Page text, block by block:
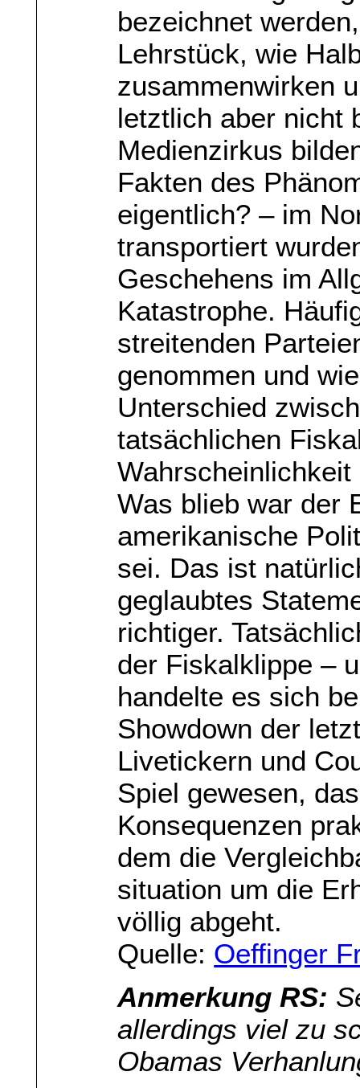
bezeichnet
Lehrstück, wie
zusammenwirken
letztlich aber nicht
Medienzirkus
Fakten des
eigentlich? – im
transportiert
Geschehens im
Katastrophe.
streitenden
genommen und
Unterschied
tatsächlichen
Was blieb war der
amerikanische
sei. Das ist
geglaubtes
richtiger.
der Fiskalklippe –
handelte es sich
Showdown der
Livetickern und
Spiel gewesen,
Konsequenzen
dem die
situation um die
völlig abgeht.
Quelle: Oeffinger
Anmerkung RS:
allerdings viel zu
Obamas